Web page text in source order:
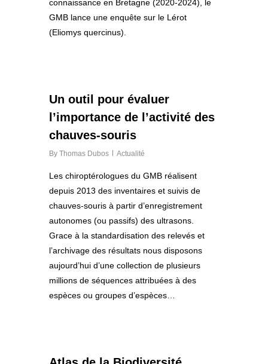
connaissance en Bretagne (2020-2024), le
GMB lance une enquête sur le Lérot
(Eliomys quercinus).
Un outil pour évaluer
l’importance de l’activité des
chauves-souris
By Thomas Dubos Actualité
Les chiroptérologues du GMB réalisent
depuis 2013 des inventaires et suivis de
chauves-souris à partir d’enregistrement
autonomes (ou passifs) des ultrasons.
Grace à la standardisation des relevés et
l’archivage des résultats nous disposons
aujourd’hui d’une collection de plusieurs
millions de séquences attribuées à des
espèces ou groupes d’espèces…